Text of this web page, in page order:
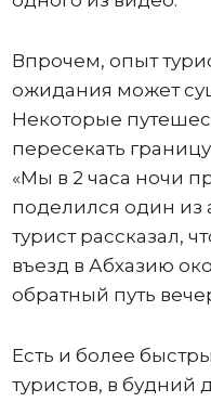
Впрочем, опыт
ожидания может
Некоторые
пересекать
«Мы в 2 часа ночи
поделился один из
турист рассказал,
въезд в Абхазию
обратный путь
Есть и более
туристов, в будний